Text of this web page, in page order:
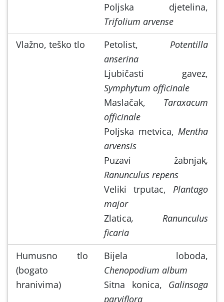
Poljska djetelina,
Trifolium arvense
Vlažno, teško tlo
Petolist, Potentilla
anserina
Ljubičasti gavez,
Symphytum officinale
Maslačak, Taraxacum
officinale
Poljska metvica, Mentha
arvensis
Puzavi žabnjak,
Ranunculus repens
Veliki trputac, Plantago
major
Zlatica, Ranunculus
ficaria
Humusno tlo
(bogato
hranivima)
Bijela loboda,
Chenopodium album
Sitna konica, Galinsoga
parviflora